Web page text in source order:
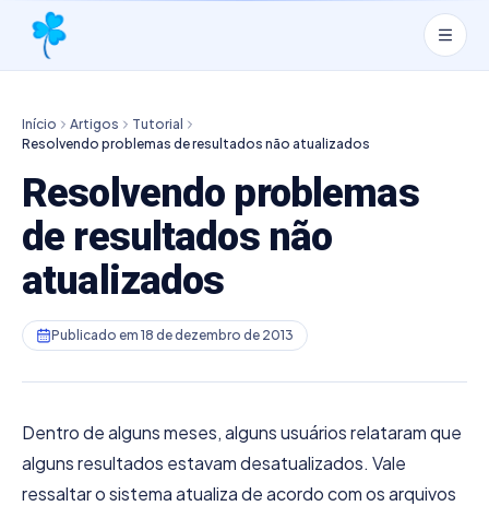
Início Artigos
Tutorial
Resolvendo problemas de resultados não atualizados
Resolvendo problemas
de resultados não
atualizados
Publicado em 18 de dezembro de 2013
Dentro de alguns meses, alguns usuários relataram que
alguns resultados estavam desatualizados. Vale
ressaltar o sistema atualiza de acordo com os arquivos